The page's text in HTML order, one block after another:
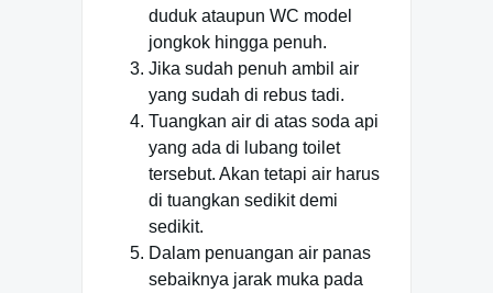
duduk ataupun WC model
jongkok hingga penuh.
Jika sudah penuh ambil air
yang sudah di rebus tadi.
Tuangkan air di atas soda api
yang ada di lubang toilet
tersebut. Akan tetapi air harus
di tuangkan sedikit demi
sedikit.
Dalam penuangan air panas
sebaiknya jarak muka pada